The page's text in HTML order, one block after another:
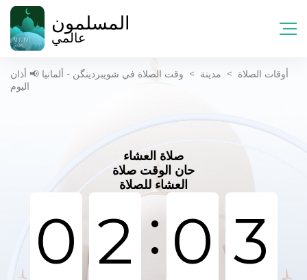
المسلمون
عالمي
أوقات الصلاة > مدينة > وقت الصلاة في شویبردینگن - ألمانيا 📢 أذان
اليوم
صلاة العشاء
حان الوقت صلاة
العشاء للصلاة
0 2 : 0 3